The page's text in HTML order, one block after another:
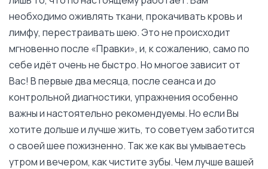
необходимо оживлять ткани, прокачивать кровь и
лимфу, перестраивать шею. Это не происходит
мгновенно после «Правки», и, к сожалению, само по
себе идёт очень не быстро. Но многое зависит от
Вас! В первые два месяца, после сеанса и до
контрольной диагностики, упражнения особенно
важны и настоятельно рекомендуемы. Но если Вы
хотите дольше и лучше жить, то советуем заботится
о своей шее пожизненно. Так же как вы умываетесь
утром и вечером, как чистите зубы. Чем лучше вашей